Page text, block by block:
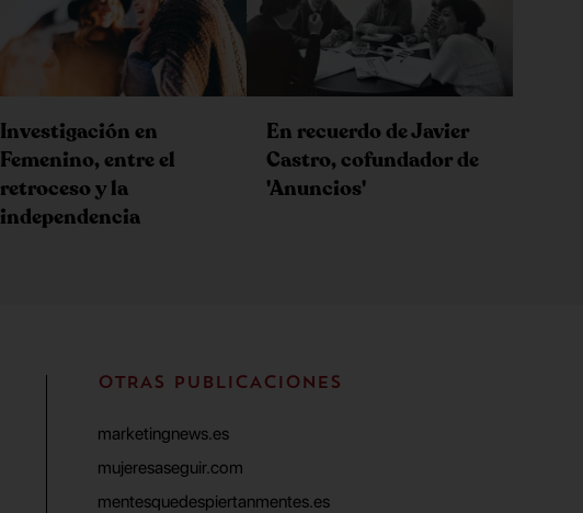
Investigación en
Femenino, entre el
retroceso y la
independencia
En recuerdo de Javier
Castro, cofundador de
'Anuncios'
OTRAS PUBLICACIONES
marketingnews.es
mujeresaseguir.com
mentesquedespiertanmentes.es